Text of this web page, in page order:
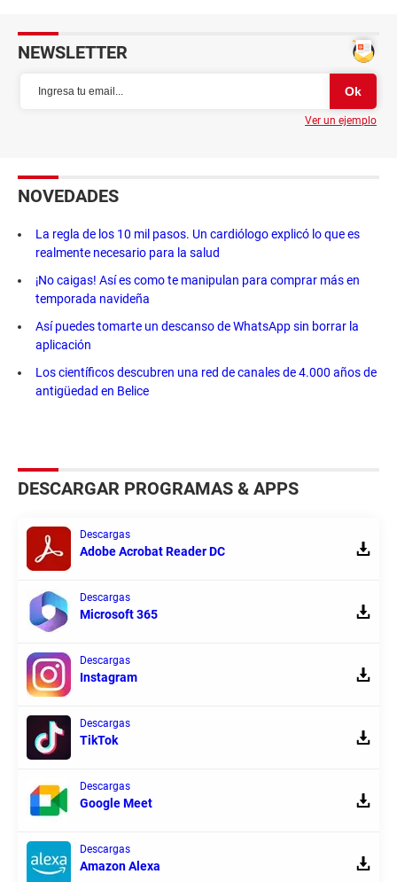
NEWSLETTER
Ver un ejemplo
NOVEDADES
La regla de los 10 mil pasos. Un cardiólogo explicó lo que es
realmente necesario para la salud
¡No caigas! Así es como te manipulan para comprar más en
temporada navideña
Así puedes tomarte un descanso de WhatsApp sin borrar la
aplicación
Los científicos descubren una red de canales de 4.000 años de
antigüedad en Belice
DESCARGAR PROGRAMAS & APPS
Descargas
Adobe Acrobat Reader DC
Descargas
Microsoft 365
Descargas
Instagram
Descargas
TikTok
Descargas
Google Meet
Descargas
Amazon Alexa